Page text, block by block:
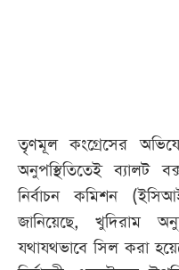
তৃণমূল কংগ্রেসের
অনুপস্থিতিতেই ব্যালট
নির্বাচন কমিশন
জানিয়েছে, খুদিরাম
যথাযথভাবে সিল করা